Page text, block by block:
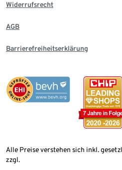
Widerrufsrecht
AGB
Barrierefreiheitserklärung
Alle Preise verstehen sich inkl.
zzgl.